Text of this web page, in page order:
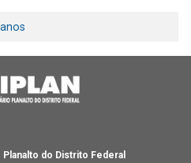
do Distrito Federal